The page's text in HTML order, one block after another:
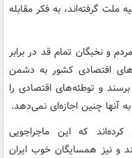
گرفته‌اند، به فکر مقابله
و نخبگان تمام قد در برابر
اقتصادی کشور به دشمن
و توطئه‌های اقتصادی را
آنها چنین اجازه‌ای نمی‌دهد.
که این ماجراجویی
و نیز همسایگان خوب ایران